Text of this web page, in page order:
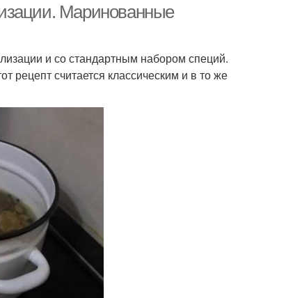
Маринованные
и со стандартным набором специй.
рецепт считается классическим и в то же